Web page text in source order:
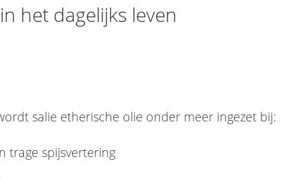
het dagelijks leven
salie etherische olie onder meer ingezet bij:
trage spijsvertering